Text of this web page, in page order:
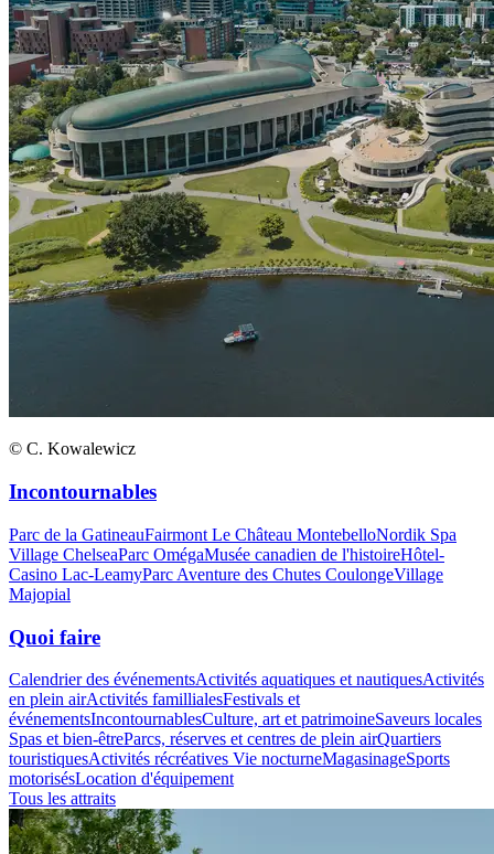
© C. Kowalewicz
Incontournables
Parc de la GatineauFairmont Le Château MontebelloNordik Spa
Village ChelseaParc OmégaMusée canadien de l'histoireHôtel-
Casino Lac-LeamyParc Aventure des Chutes CoulongeVillage
Majopial
Quoi faire
Calendrier des événementsActivités aquatiques et nautiquesActivités
en plein airActivités famillialesFestivals et
événementsIncontournablesCulture, art et patrimoineSaveurs locales
Spas et bien-êtreParcs, réserves et centres de plein airQuartiers
touristiquesActivités récréatives Vie nocturneMagasinageSports
motorisésLocation d'équipement
Tous les attraits